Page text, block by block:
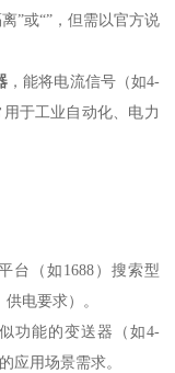
”或“”，但需以官方说
‌，能将电流信号（如4-
于工业自动化、电力
台（如1688）搜索型
电要求）。
功能的变送器（如4-
应用场景需求。